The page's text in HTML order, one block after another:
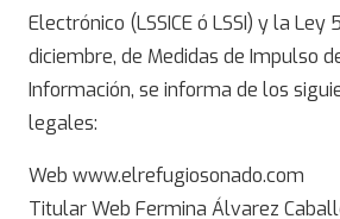
Electrónico (LSSICE ó LSSI) y la
diciembre, de Medidas de Impulso
Información, se informa de los
legales:
Web www.elrefugiosonado.com
Titular Web Fermina Álvarez